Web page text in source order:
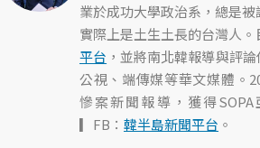
業於成功大學政治系，總是被
實際上是土生土長的台灣人。
平台 ，並將南北韓報導與評
公視、端傳媒等華文媒體。
慘案新聞報導，獲得
▎FB： 韓半島新聞平台 。